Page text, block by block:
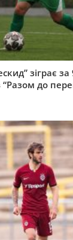
зіграє за
“Разом до